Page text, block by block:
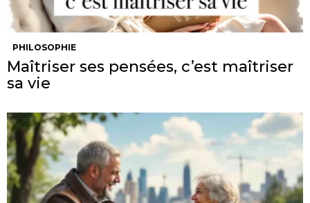
PHILOSOPHIE
Maîtriser ses pensées, c’est maîtriser
sa vie